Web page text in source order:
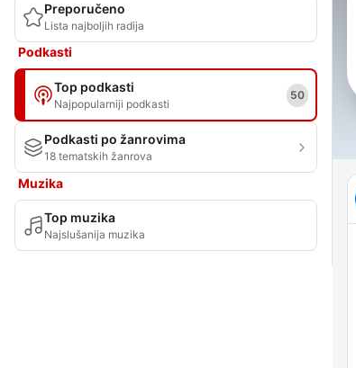
Preporučeno
Lista najboljih radija
Podkasti
Top podkasti
Najpopularniji podkasti
50
Podkasti po žanrovima
18 tematskih žanrova
Muzika
Top muzika
Najslušanija muzika